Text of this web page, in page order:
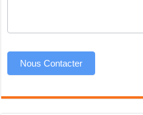
Nous Contacter